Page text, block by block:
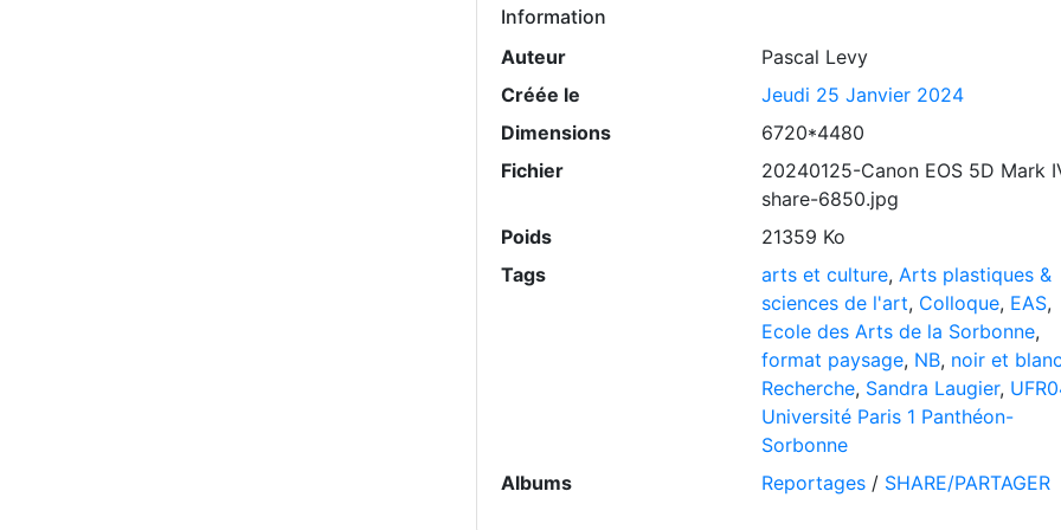
Information
Auteur
Pascal Levy
Créée le
Jeudi 25 Janvier 2024
Dimensions
6720*4480
Fichier
20240125-Canon EOS 5D Mark
share-6850.jpg
Poids
21359 Ko
Tags
arts et culture, Arts plastiques &
sciences de l'art, Colloque, EAS,
Ecole des Arts de la Sorbonne,
format paysage, NB, noir et blanc
Recherche, Sandra Laugier,
Université Paris 1 Panthéon-
Sorbonne
Albums
Reportages / SHARE/PARTAGER